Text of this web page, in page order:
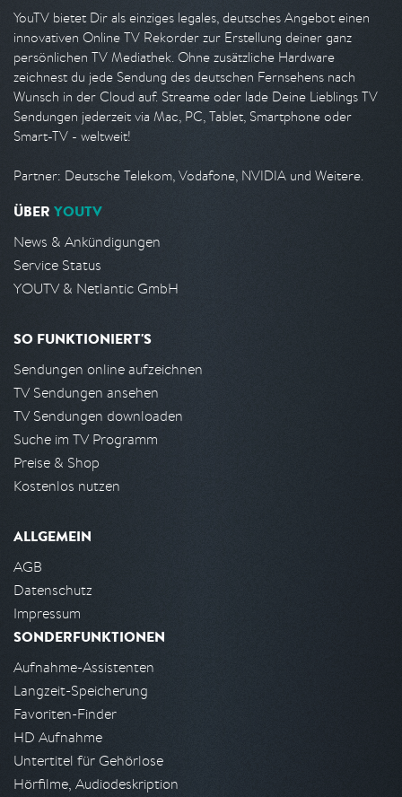
YouTV bietet Dir als einziges legales, deutsches Angebot einen
innovativen Online TV Rekorder zur Erstellung deiner ganz
persönlichen TV Mediathek. Ohne zusätzliche Hardware
zeichnest du jede Sendung des deutschen Fernsehens nach
Wunsch in der Cloud auf. Streame oder lade Deine Lieblings TV
Sendungen jederzeit via Mac, PC, Tablet, Smartphone oder
Smart-TV - weltweit!
Partner: Deutsche Telekom, Vodafone, NVIDIA und Weitere.
ÜBER YOUTV
News & Ankündigungen
Service Status
YOUTV & Netlantic GmbH
SO FUNKTIONIERT'S
Sendungen online aufzeichnen
TV Sendungen ansehen
TV Sendungen downloaden
Suche im TV Programm
Preise & Shop
Kostenlos nutzen
ALLGEMEIN
AGB
Datenschutz
Impressum
SONDERFUNKTIONEN
Aufnahme-Assistenten
Langzeit-Speicherung
Favoriten-Finder
HD Aufnahme
Untertitel für Gehörlose
Hörfilme, Audiodeskription